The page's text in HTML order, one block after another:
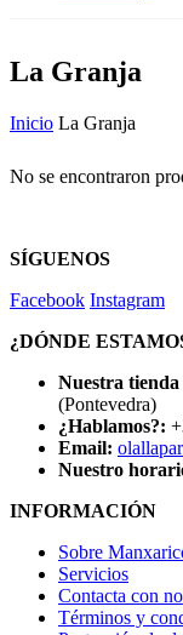
La Granja
Inicio La Granja
No se encontraron
SÍGUENOS
Facebook Instagram
¿DÓNDE
Nuestra tienda
(Pontevedra)
¿Hablamos?:
Email:
Nuestro
INFORMACIÓN
Sobre
Servicios
Contacta con
Términos y